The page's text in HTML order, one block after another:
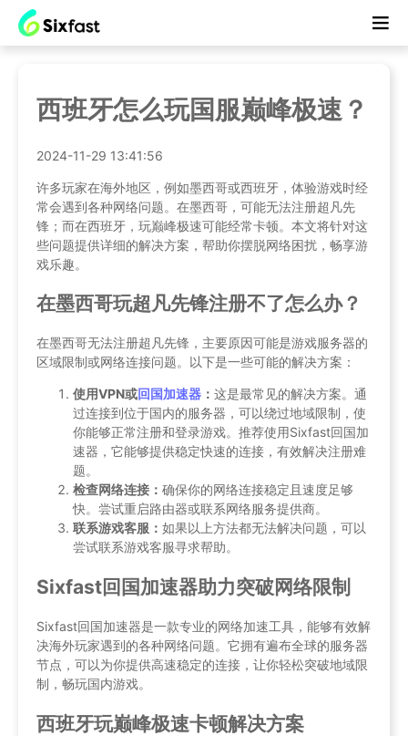
西班牙怎么玩国服巅峰极速？
2024-11-29 13:41:56
许多玩家在海外地区，例如墨西哥或西班牙，体验游戏时经
常会遇到各种网络问题。在墨西哥，可能无法注册超凡先
锋；而在西班牙，玩巅峰极速可能经常卡顿。本文将针对这
些问题提供详细的解决方案，帮助你摆脱网络困扰，畅享游
戏乐趣。
在墨西哥玩超凡先锋注册不了怎么办？
在墨西哥无法注册超凡先锋，主要原因可能是游戏服务器的
区域限制或网络连接问题。以下是一些可能的解决方案：
使用VPN或回国加速器 ： 这是最常见的解决方案。通
过连接到位于国内的服务器，可以绕过地域限制，使
你能够正常注册和登录游戏。推荐使用Sixfast回国加
速器，它能够提供稳定快速的连接，有效解决注册难
题。
检查网络连接： 确保你的网络连接稳定且速度足够
快。尝试重启路由器或联系网络服务提供商。
联系游戏客服： 如果以上方法都无法解决问题，可以
尝试联系游戏客服寻求帮助。
Sixfast回国加速器助力突破网络限制
Sixfast回国加速器是一款专业的网络加速工具，能够有效解
决海外玩家遇到的各种网络问题。它拥有遍布全球的服务器
节点，可以为你提供高速稳定的连接，让你轻松突破地域限
制，畅玩国内游戏。
西班牙玩巅峰极速卡顿解决方案